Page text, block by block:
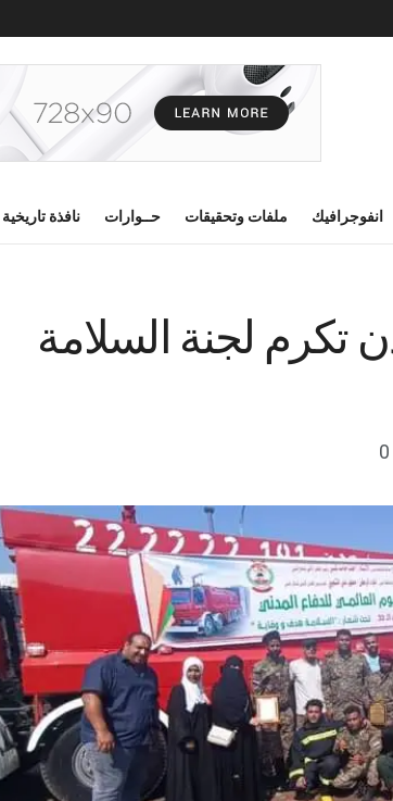
انفوجرافيك ملفات وتحقيقات حــوارات نافذة تاريخية
تكرم لجنة السلامة